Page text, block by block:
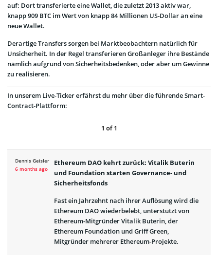
auf: Dort transferierte eine Wallet, die zuletzt 2013 aktiv war,
knapp 909 BTC im Wert von knapp 84 Millionen US-Dollar an eine
neue Wallet.
Derartige Transfers sorgen bei Marktbeobachtern natürlich für
Unsicherheit. In der Regel transferieren Großanleger ihre Bestände
nämlich aufgrund von Sicherheitsbedenken, oder aber um Gewinne
zu realisieren.
In unserem Live-Ticker erfährst du mehr über die führende Smart-
Contract-Plattform:
1 of1
Dennis Geisler
6 months ago
Ethereum DAO kehrt zurück: Vitalik Buterin
und Foundation starten Governance- und
Sicherheitsfonds
Fast ein Jahrzehnt nach ihrer Auflösung wird die
Ethereum DAO wiederbelebt, unterstützt von
Ethereum-Mitgründer Vitalik Buterin, der
Ethereum Foundation und Griff Green,
Mitgründer mehrerer Ethereum-Projekte.